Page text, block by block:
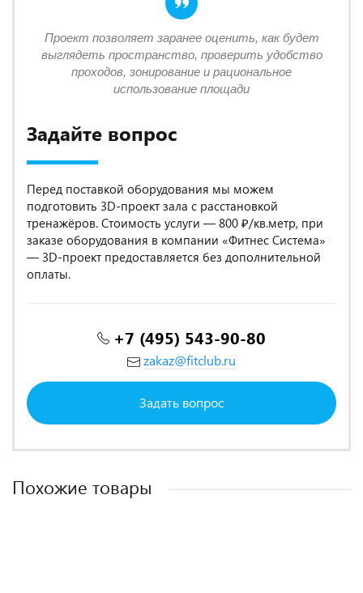
Задайте вопрос
Перед поставкой оборудования мы можем
подготовить 3D-проект зала с расстановкой
тренажёров. Стоимость услуги — 800 ₽/кв.метр, при
заказе оборудования в компании «Фитнес Система»
— 3D-проект предоставляется без дополнительной
оплаты.
+7 (495) 543-90-80
zakaz@fitclub.ru
Задать вопрос
Проект позволяет заранее оценить, как будет
выглядеть пространство, проверить удобство
проходов, зонирование и рациональное
использование площади
Похожие товары